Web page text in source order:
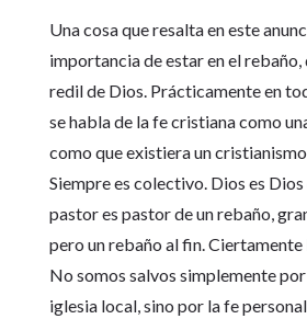
Una cosa que resalta en este
importancia de estar en el rebaño,
redil de Dios. Prácticamente en
se habla de la fe cristiana como
como que existiera un
Siempre es colectivo. Dios es Dios
pastor es pastor de un rebaño,
pero un rebaño al fin. Ciertamente
No somos salvos simplemente
iglesia local, sino por la fe